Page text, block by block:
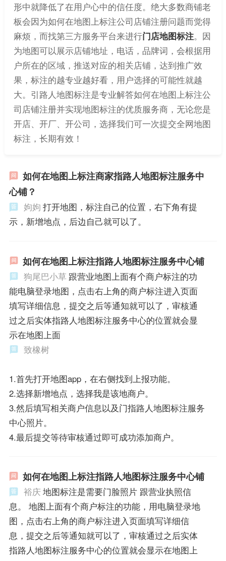
形中就降低了在用户心中的信任度。绝大多数商铺老
板会因为如何在地图上标注公司店铺注册问题而觉得
麻烦，而找第三方服务平台来进行门店地图标注。因
为地图可以展示店铺地址，电话，品牌词，会根据用
户所在的区域，推送对应的相关店铺，达到推广效
果，标注的越专业越好看，用户选择的可能性就越
大。引路人地图标注是专业解答如何在地图上标注公
司店铺注册并实现地图标注的优质服务商，无论您是
开店、开厂、开公司，选择我们可一次提交全网地图
标注，长期有效！
如何在地图上标注商家指路人地图标注服务中
心铺？
姁姁 打开地图，标注自己的位置，右下角有提
示，新增地点，后边自己就可以了。
如何在地图上标注指路人地图标注服务中心铺
狗尾巴小草 跟营业地图上面有个商户标注的功
能电脑登录地图，点击右上角的商户标注进入页面
填写详细信息，提交之后等通知就可以了，审核通
过之后实体指路人地图标注服务中心的位置就会显
示在地图上面
致橡树
1.首先打开地图app，在右侧找到上报功能。
2.选择新增地点，选择我是该地商户。
3.然后填写相关商户信息以及门指路人地图标注服务
中心照片。
4.最后提交等待审核通过即可成功添加商户。
如何在地图上标注指路人地图标注服务中心铺
裕庆地图标注是需要门脸照片 跟营业执照信
息。 地图上面有个商户标注的功能，用电脑登录地
图，点击右上角的商户标注进入页面填写详细信
息，提交之后等通知就可以了，审核通过之后实体
指路人地图标注服务中心的位置就会显示在地图上